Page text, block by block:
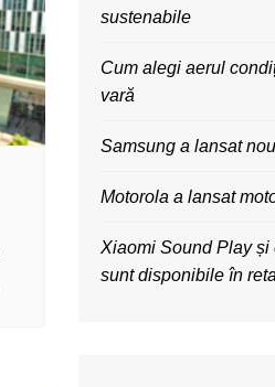
sustenabile
Cum alegi aerul
vară
Samsung a lansat
Motorola a lansat
Xiaomi Sound Play
sunt disponibile în